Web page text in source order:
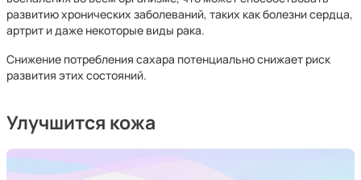
развитию хронических заболеваний, таких как болезни сердца,
артрит и даже некоторые виды рака.
Снижение потребления сахара потенциально снижает риск
развития этих состояний.
Улучшится кожа